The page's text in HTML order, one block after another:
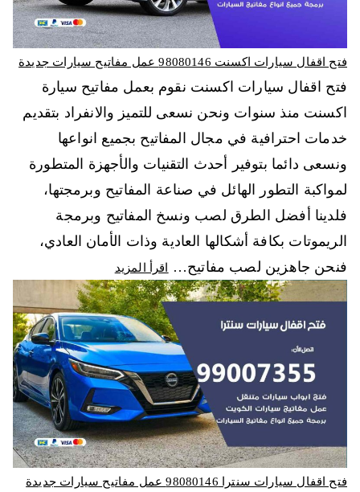
فتح اقفال سيارات اكسنت 98080146‬ عمل مفاتيح سيارات جديدة
فتح اقفال سيارات اكسنت نقوم بعمل مفاتيح سيارة
اكسنت منذ سنوات ونحن نسعى للتميز والانفراد بتقديم
خدمات احترافية في مجال المفاتيح بجميع انواعها
ونسعى دائما بتوفير أحدث التقنيات والأجهزة المتطورة
لمواكبة التطور الهائل في صناعة المفاتيح وبرمجتها،
فلدينا أفضل الطرق لصب ونسخ المفاتيح وبرمجة
الريموتات بكافة أشكالها العادية وذات الأمان العادي،
فنحن جاهزين لصب مفاتيح…
اقرأ المزيد
فتح اقفال سيارات سنترا 98080146‬ عمل مفاتيح سيارات جديدة